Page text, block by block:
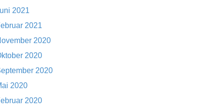
2021
2021
2020
2020
2020
2020
2020